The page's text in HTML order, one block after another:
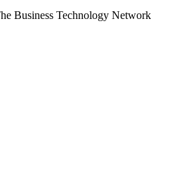
Business Technology Network